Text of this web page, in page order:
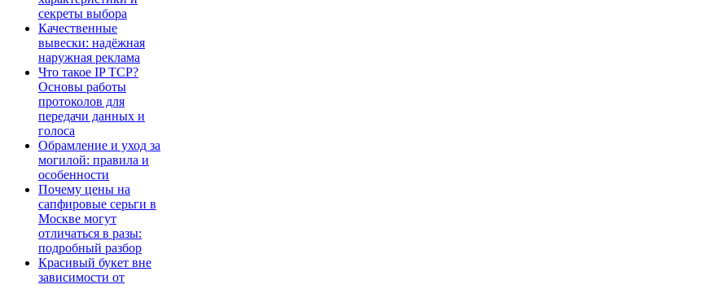
секреты выбора
Качественные
вывески: надёжная
наружная реклама
Что такое IP TCP?
Основы работы
протоколов для
передачи данных и
голоса
Обрамление и уход за
могилой: правила и
особенности
Почему цены на
сапфировые серьги в
Москве могут
отличаться в разы:
подробный разбор
Красивый букет вне
зависимости от